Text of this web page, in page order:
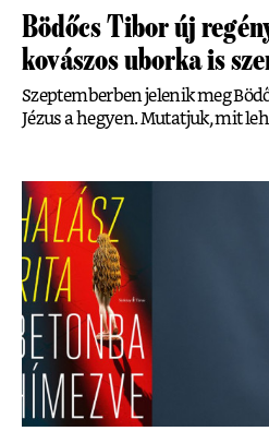
Bödőcs Tibor új
kovászos uborka is
Szeptemberben jelenik meg
Jézus a hegyen. Mutatjuk, mit